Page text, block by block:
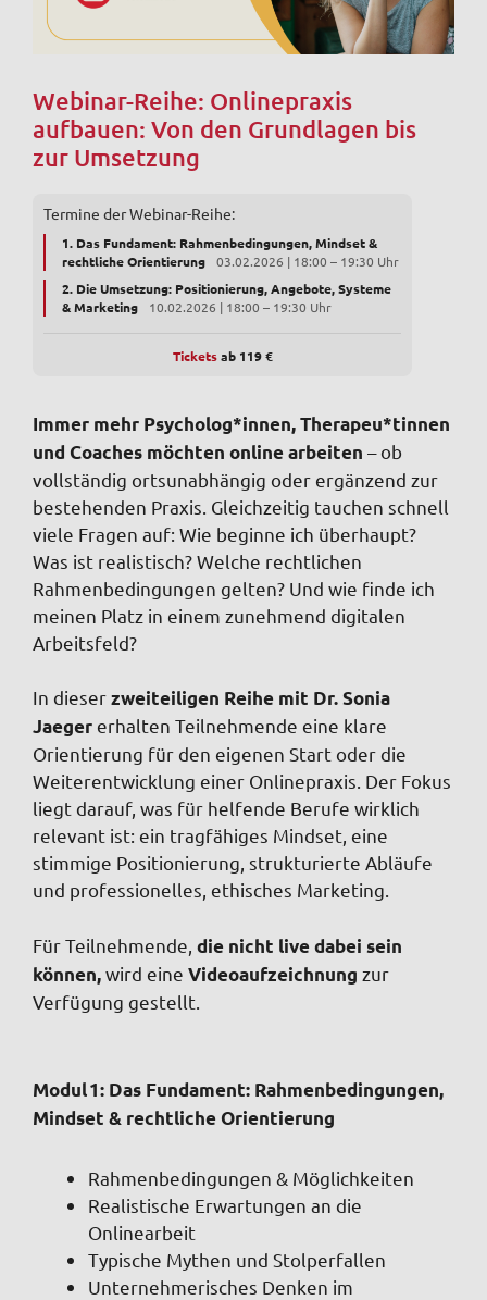
Webinar-Reihe: Onlinepraxis
aufbauen: Von den Grundlagen bis
zur Umsetzung
Termine der Webinar-Reihe:
1. Das Fundament: Rahmenbedingungen, Mindset &
rechtliche Orientierung
03.02.2026 | 18:00 – 19:30 Uhr
2. Die Umsetzung: Positionierung, Angebote, Systeme
& Marketing
10.02.2026 | 18:00 – 19:30 Uhr
Ticketsab 119€
Immer mehr Psycholog*innen, Therapeu*tinnen
und Coaches möchten online arbeiten – ob
vollständig ortsunabhängig oder ergänzend zur
bestehenden Praxis. Gleichzeitig tauchen schnell
viele Fragen auf: Wie beginne ich überhaupt?
Was ist realistisch? Welche rechtlichen
Rahmenbedingungen gelten? Und wie finde ich
meinen Platz in einem zunehmend digitalen
Arbeitsfeld?
In dieserzweiteiligen Reihe mit Dr. Sonia
Jaegererhalten Teilnehmende eine klare
Orientierung für den eigenen Start oder die
Weiterentwicklung einer Onlinepraxis. Der Fokus
liegt darauf, was für helfende Berufe wirklich
relevant ist: ein tragfähiges Mindset, eine
stimmige Positionierung, strukturierte Abläufe
und professionelles, ethisches Marketing.
Für Teilnehmende, die nicht live dabei sein
können,wird eine Videoaufzeichnung zur
Verfügung gestellt.
Modul 1: Das Fundament: Rahmenbedingungen,
Mindset & rechtliche Orientierung
Rahmenbedingungen & Möglichkeiten
Realistische Erwartungen an die
Onlinearbeit
Typische Mythen und Stolperfallen
Unternehmerisches Denken im